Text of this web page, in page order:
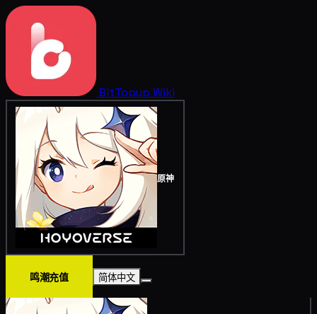
BitTopup Wiki
原神
鸣潮充值 简体中文